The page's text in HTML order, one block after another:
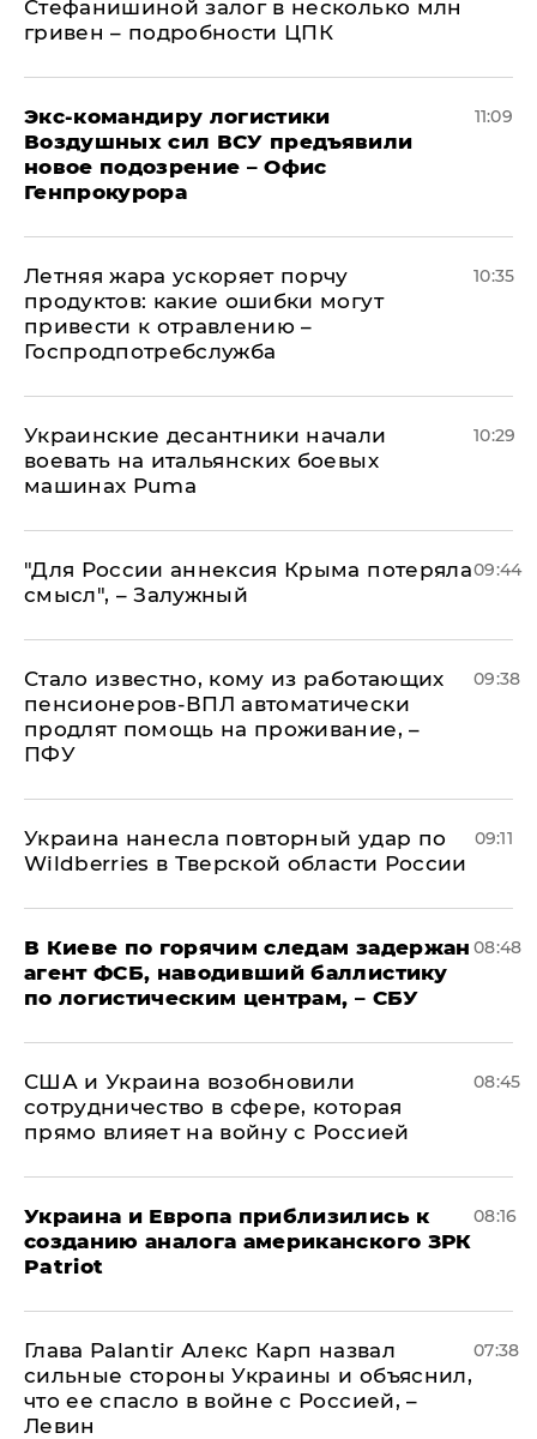
Стефанишиной залог в несколько млн
гривен – подробности ЦПК
Экс-командиру логистики
Воздушных сил ВСУ предъявили
новое подозрение – Офис
Генпрокурора
11:09
Летняя жара ускоряет порчу
продуктов: какие ошибки могут
привести к отравлению –
Госпродпотребслужба
10:35
Украинские десантники начали
воевать на итальянских боевых
машинах Puma
10:29
"Для России аннексия Крыма потеряла
смысл", – Залужный
09:44
Стало известно, кому из работающих
пенсионеров-ВПЛ автоматически
продлят помощь на проживание, –
ПФУ
09:38
Украина нанесла повторный удар по
Wildberries в Тверской области России
09:11
В Киеве по горячим следам задержан
агент ФСБ, наводивший баллистику
по логистическим центрам, – СБУ
08:48
США и Украина возобновили
сотрудничество в сфере, которая
прямо влияет на войну с Россией
08:45
Украина и Европа приблизились к
созданию аналога американского ЗРК
Patriot
08:16
Глава Palantir Алекс Карп назвал
сильные стороны Украины и объяснил,
что ее спасло в войне с Россией, –
Левин
07:38